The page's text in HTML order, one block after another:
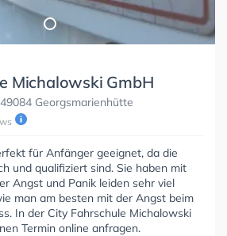
Michalowski GmbH
Georgsmarienhütte
für Anfänger geeignet, da die
und qualifiziert sind. Sie haben mit
Angst und Panik leiden sehr viel
man am besten mit der Angst beim
In der City Fahrschule Michalowski
Termin online anfragen.